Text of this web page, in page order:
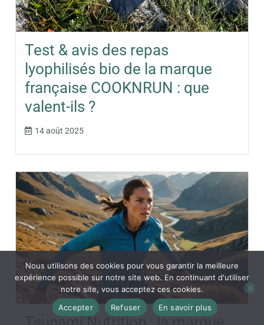
Test & avis des repas
lyophilisés bio de la marque
française COOKNRUN : que
valent-ils ?
14 août 2025
Nous utilisons des cookies pour vous garantir la meilleure
expérience possible sur notre site web. En continuant d'utiliser
notre site, vous acceptez ces cookies.
Accepter
Refuser En savoir plus